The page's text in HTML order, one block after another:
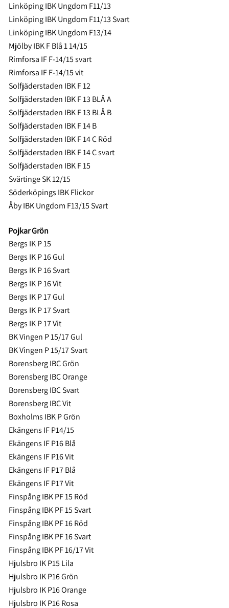
Linköping IBK Ungdom F11/13
Linköping IBK Ungdom F11/13 Svart
Linköping IBK Ungdom F13/14
Mjölby IBK F Blå 1 14/15
Rimforsa IF F-14/15 svart
Rimforsa IF F-14/15 vit
Solfjäderstaden IBK F 12
Solfjäderstaden IBK F 13 BLÅ A
Solfjäderstaden IBK F 13 BLÅ B
Solfjäderstaden IBK F 14 B
Solfjäderstaden IBK F 14 C Röd
Solfjäderstaden IBK F 14 C svart
Solfjäderstaden IBK F 15
Svärtinge SK 12/15
Söderköpings IBK Flickor
Åby IBK Ungdom F13/15 Svart
Pojkar Grön
Bergs IK P 15
Bergs IK P 16 Gul
Bergs IK P 16 Svart
Bergs IK P 16 Vit
Bergs IK P 17 Gul
Bergs IK P 17 Svart
Bergs IK P 17 Vit
BK Vingen P 15/17 Gul
BK Vingen P 15/17 Svart
Borensberg IBC Grön
Borensberg IBC Orange
Borensberg IBC Svart
Borensberg IBC Vit
Boxholms IBK P Grön
Ekängens IF P14/15
Ekängens IF P16 Blå
Ekängens IF P16 Vit
Ekängens IF P17 Blå
Ekängens IF P17 Vit
Finspång IBK PF 15 Röd
Finspång IBK PF 15 Svart
Finspång IBK PF 16 Röd
Finspång IBK PF 16 Svart
Finspång IBK PF 16/17 Vit
Hjulsbro IK P15 Lila
Hjulsbro IK P16 Grön
Hjulsbro IK P16 Orange
Hjulsbro IK P16 Rosa